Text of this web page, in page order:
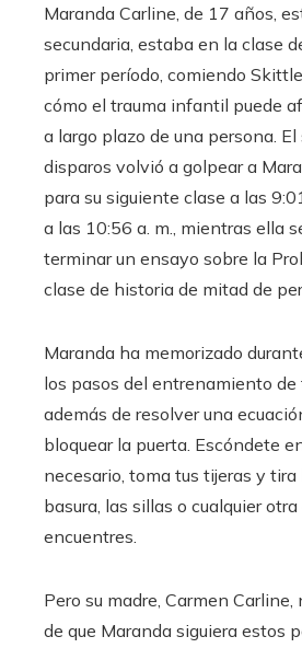
Maranda Carline, de 17 años,
secundaria, estaba en la clase
primer período, comiendo
cómo el trauma infantil puede
a largo plazo de una persona.
disparos volvió a golpear a
para su siguiente clase a las
a las 10:56 a. m., mientras ella
terminar un ensayo sobre la
clase de historia de mitad de
Maranda ha memorizado
los pasos del entrenamiento de
además de resolver una
bloquear la puerta. Escóndete
necesario, toma tus tijeras y
basura, las sillas o cualquier otra
encuentres.
Pero su madre, Carmen
de que Maranda siguiera estos